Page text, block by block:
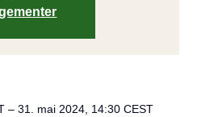
– 31. mai 2024, 14:30 CEST